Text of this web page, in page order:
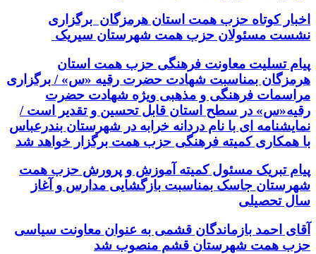
اخبار کوتاه حزب همت استان هرمزگان برگزاری
نشست مسئولان حزب همت شهرستان سیریک
پیام تسلیت معاونت فرهنگی حزب همت استان
هرمزگان بمناسبت شهادت حضرت رقیه «س» / برگزاری
مراسمات فرهنگی و مذهبی ویژه شهادت حضرت
رقیه«س» در سطح استان قابل تحسین و تقدیر است /
نمایشنامه ای با نام دردانه خرابه در شهرستان بندرعباس
با همکاری کمیته فرهنگی حزب همت برگزار خواهد شد
پیام تبریک مسئول کمیته آموزش و پرورش حزب همت
شهرستان جاسک بمناسبت بازگشایی مدارس و آغاز
سال تحصیلی
آقای احمد بازماندگان قشمی به عنوان معاونت سیاسی
حزب همت شهرستان قشم منصوب شد